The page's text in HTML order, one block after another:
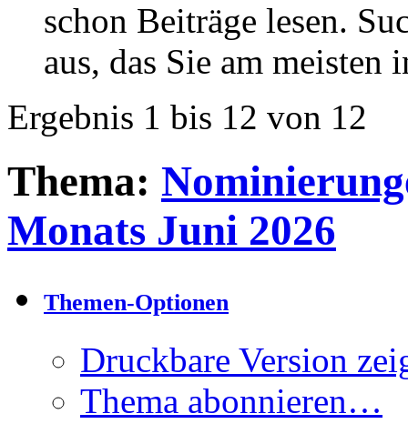
schon Beiträge lesen.
aus, das Sie am meisten
Ergebnis 1 bis 12 von 12
Thema:
Monats Juni 2026
Themen-Optionen
Druckbare Version
Thema abonnieren…